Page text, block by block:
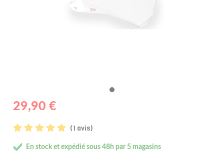
29,90 €
(1 avis)
En stock et expédié sous 48h par 5 magasins